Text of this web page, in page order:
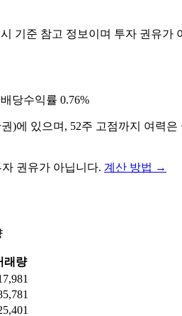
기준 참고 정보이며 투자 권유가
배당수익률 0.76%
)에 있으며, 52주 고점까지 여력
권유가 아닙니다. 계산 방법 →
래량